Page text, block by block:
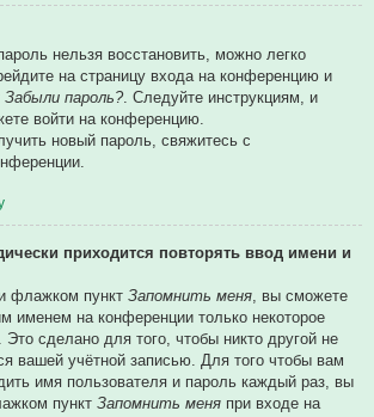
нельзя восстановить, можно легко
на страницу входа на конференцию и
Забыли пароль?. Следуйте инструкциям, и
войти на конференцию.
новый пароль, свяжитесь с
приходится повторять ввод имени и
флажком пункт Запомнить меня , вы сможете
именем на конференции только некоторое
Это сделано для того, чтобы никто другой не
вашей учётной записью. Для того чтобы вам
имя пользователя и пароль каждый раз, вы
пункт Запомнить меня при входе на